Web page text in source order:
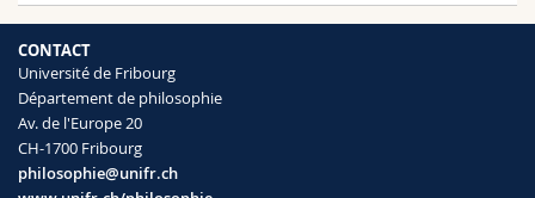
CONTACT
Université de Fribourg
Département de philosophie
Av. de l'Europe 20
CH-1700 Fribourg
philosophie@unifr.ch